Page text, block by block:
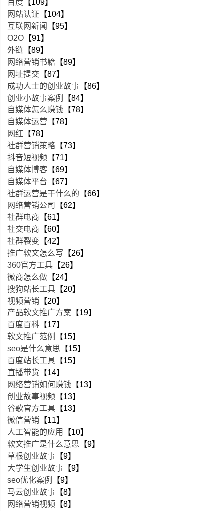
百度 【109】
网站认证 【104】
互联网新闻
【95】
O2O 【91】
外链 【89】
网络营销书籍 【89】
网址提交 【87】
成功人士的创业故事 【86】
创业小故事案例
【84】
自媒体怎么赚钱 【78】
自媒体运营 【78】
网红 【78】
社群营销策略 【73】
抖音短视频 【71】
自媒体博客 【69】
自媒体平台 【67】
社群运营是干什么的 【66】
网络营销公司
【62】
社群电商 【61】
社交电商 【60】
社群裂变 【42】
推广软文怎么写 【26】
360官方工具 【26】
微商怎么做 【24】
搜狗站长工具 【20】
视频营销 【20】
产品软文推广方案 【19】
百度百科 【17】
软文推广范例
【15】
seo是什么意思 【15】
百度站长工具 【15】
直播带货 【14】
网络营销如何赚钱 【13】
创业故事视频 【13】
谷歌官方工具 【13】
微信营销 【11】
人工智能的应用
【10】
软文推广是什么意思 【9】
草根创业故事 【9】
大学生创业故事 【9】
seo优化案例
【9】
马云创业故事 【8】
网络营销视频 【8】